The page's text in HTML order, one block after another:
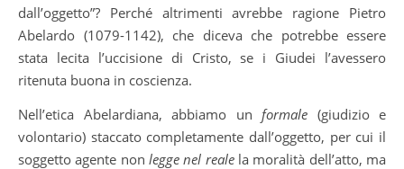
dall’oggetto”? Perché altrimenti avrebbe ragione Pietro
Abelardo (1079-1142), che diceva che potrebbe essere
stata lecita l’uccisione di Cristo, se i Giudei l’avessero
ritenuta buona in coscienza.
Nell’etica Abelardiana, abbiamo un formale (giudizio e
volontario) staccato completamente dall’oggetto, per cui il
soggetto agente non legge nel reale la moralità dell’atto, ma